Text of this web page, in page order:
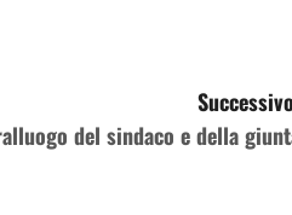
del sindaco e della